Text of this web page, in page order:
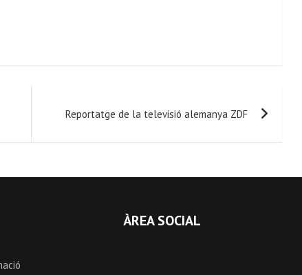
Reportatge de la televisió alemanya ZDF
ÀREA SOCIAL